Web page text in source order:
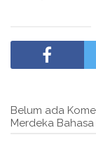
Belum ada
Merdeka